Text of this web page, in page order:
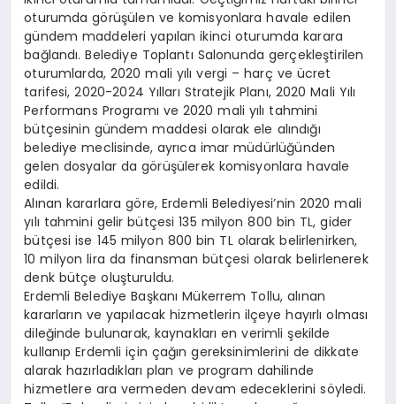
oturumda görüşülen ve komisyonlara havale edilen
gündem maddeleri yapılan ikinci oturumda karara
bağlandı. Belediye Toplantı Salonunda gerçekleştirilen
oturumlarda, 2020 mali yılı vergi – harç ve ücret
tarifesi, 2020-2024 Yılları Stratejik Planı, 2020 Mali Yılı
Performans Programı ve 2020 mali yılı tahmini
bütçesinin gündem maddesi olarak ele alındığı
belediye meclisinde, ayrıca imar müdürlüğünden
gelen dosyalar da görüşülerek komisyonlara havale
edildi.
Alınan kararlara göre, Erdemli Belediyesi’nin 2020 mali
yılı tahmini gelir bütçesi 135 milyon 800 bin TL, gider
bütçesi ise 145 milyon 800 bin TL olarak belirlenirken,
10 milyon lira da finansman bütçesi olarak belirlenerek
denk bütçe oluşturuldu.
Erdemli Belediye Başkanı Mükerrem Tollu, alınan
kararların ve yapılacak hizmetlerin ilçeye hayırlı olması
dileğinde bulunarak, kaynakları en verimli şekilde
kullanıp Erdemli için çağın gereksinimlerini de dikkate
alarak hazırladıkları plan ve program dahilinde
hizmetlere ara vermeden devam edeceklerini söyledi.